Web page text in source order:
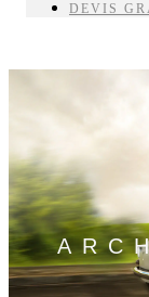
DEVIS